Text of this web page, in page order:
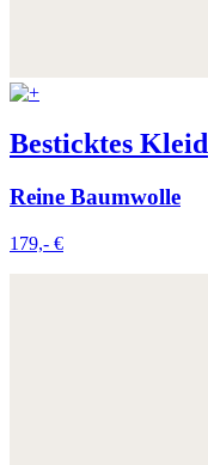
Besticktes Kleid
Reine Baumwolle
179,- €